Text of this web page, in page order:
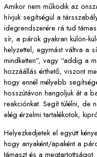
Amikor nem működik az
hívjuk segítségül a
idegrendszerére rá tud
sír, a párok gyakran külön-
helyzettel, egymást váltva a
mindketten”, vagy “addig a
hozzáállás érthető, viszont
hogy ennél mélyebb
hosszútávon hangoljuk át a
reakciónkat. Segít túlélni, de
elég érzelmi tartalékotok,
Helyezkedjetek el együtt
hogy anyaként/apaként a
támaszt és a